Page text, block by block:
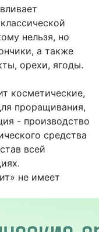
нельзя, но
а также
орехи, ягоды.
косметические,
проращивания,
- производство
средства
всей
не имеет